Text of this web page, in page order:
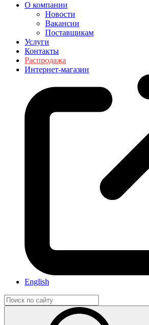
О компании
Новости
Вакансии
Поставщикам
Услуги
Контакты
Распродажа
Интернет-магазин
English